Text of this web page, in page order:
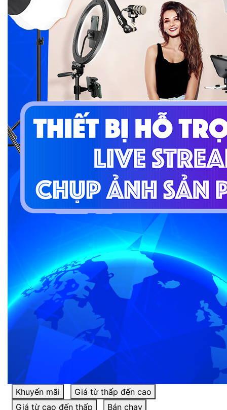
Khuyến mãi
Giá từ thấp đến cao
Giá từ cao đến thấp
Bán chạy